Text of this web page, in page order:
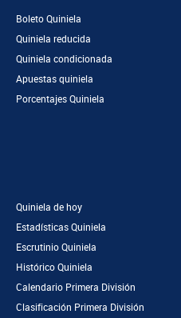
Boleto Quiniela
Quiniela reducida
Quiniela condicionada
Apuestas quiniela
Porcentajes Quiniela
Quiniela de hoy
Estadísticas Quiniela
Escrutinio Quiniela
Histórico Quiniela
Calendario Primera División
Clasificación Primera División